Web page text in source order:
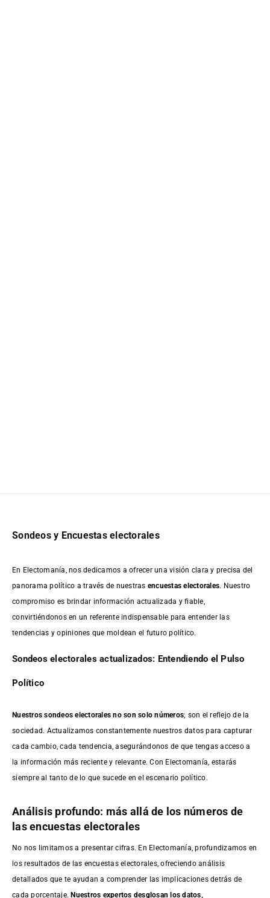
Sondeos y Encuestas electorales
En Electomanía, nos dedicamos a ofrecer una visión clara y precisa del
panorama político a través de nuestras encuestas electorales. Nuestro
compromiso es brindar información actualizada y fiable,
convirtiéndonos en un referente indispensable para entender las
tendencias y opiniones que moldean el futuro político.
Sondeos electorales actualizados: Entendiendo el Pulso
Político
Nuestros sondeos electorales no son solo números; son el reflejo de la
sociedad. Actualizamos constantemente nuestros datos para capturar
cada cambio, cada tendencia, asegurándonos de que tengas acceso a
la información más reciente y relevante. Con Electomanía, estarás
siempre al tanto de lo que sucede en el escenario político.
Análisis profundo: más allá de los números de
las encuestas electorales
No nos limitamos a presentar cifras. En Electomanía, profundizamos en
los resultados de las encuestas electorales, ofreciendo análisis
detallados que te ayudan a comprender las implicaciones detrás de
cada porcentaje.Nuestros expertos desglosan los datos,